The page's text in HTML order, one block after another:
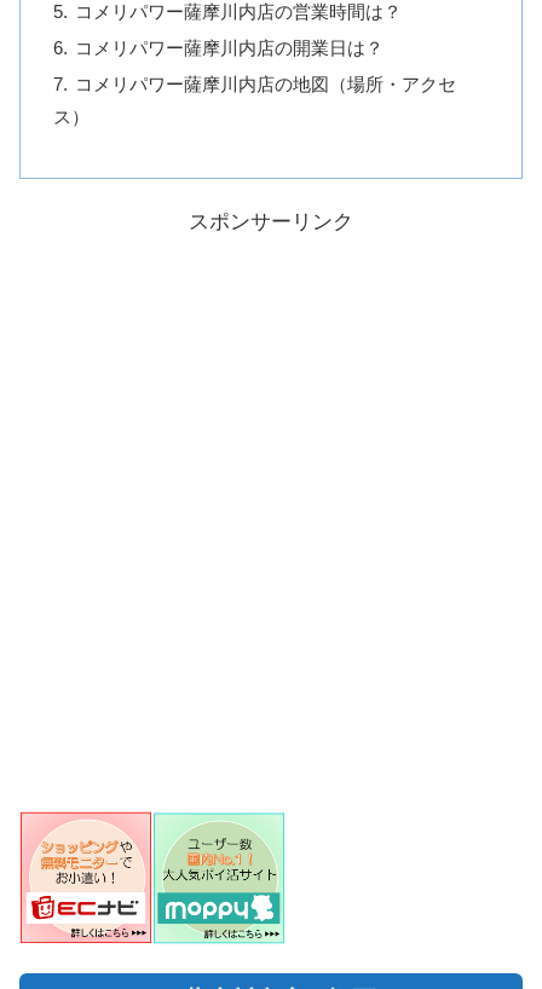
コメリパワー薩摩川内店の営業時間は？
コメリパワー薩摩川内店の開業日は？
コメリパワー薩摩川内店の地図（場所・アクセ
ス）
スポンサーリンク